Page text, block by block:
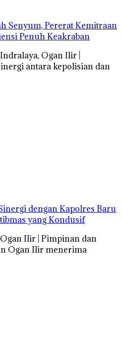
Senyum, Pererat Kemitraan
Penuh Keakraban
Ogan Ilir |
antara kepolisian dan
dengan Kapolres Baru
yang Kondusif
Ilir | Pimpinan dan
Ogan Ilir menerima